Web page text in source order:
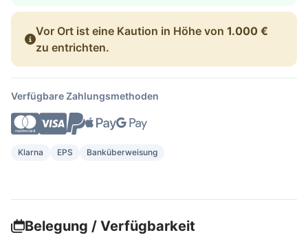
Vor Ort ist eine Kaution in Höhe von 1.000 €
zu entrichten.
Verfügbare Zahlungsmethoden
Klarna EPS Banküberweisung
Belegung / Verfügbarkeit